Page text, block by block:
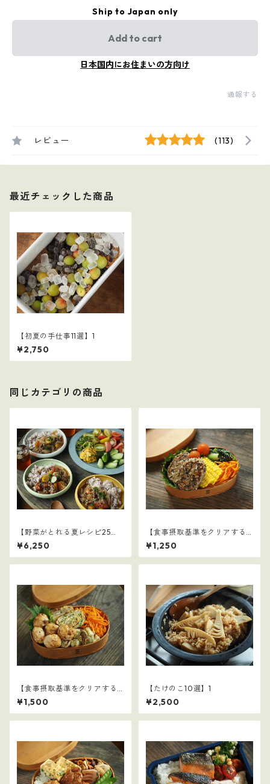
Ship to Japan only
Add to cart
日本国内にお住まいの方向け
通報する
レビュー (113)
最近チェックした商品
【初夏の手仕事11選】1
¥2,750
同じカテゴリの商品
【野菜がとれる夏レシピ25
選】3
¥6,250
【食事摂取基準をクリアする
学童弁当（夏休み編）】2
¥1,250
【食事摂取基準をクリアする
学童弁当（夏休み編）】1
¥1,500
【たけのこ10選】1
¥2,500